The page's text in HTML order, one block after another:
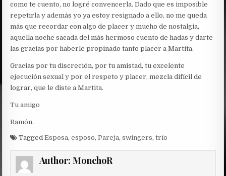
como te cuento, no logré convencerla. Dado que es imposible
repetirla y además yo ya estoy resignado a ello, no me queda
más que recordar con algo de placer y mucho de nostalgia,
aquella noche sacada del más hermoso cuento de hadas y darte
las gracias por haberle propinado tanto placer a Martita.
Gracias por tu discreción, por tu amistad, tu excelente
ejecución sexual y por el respeto y placer, mezcla difícil de
lograr, que le diste a Martita.
Tu amigo
Ramón.
TaggedEsposa,esposo,Pareja,swingers,trío
Author: MonchoR